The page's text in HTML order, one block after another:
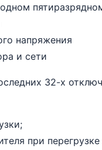
напряжения
и сети
32-х
при